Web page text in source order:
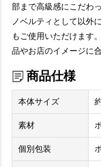
部まで高級感にこだわ
ノベルティとして以外
もご使用いただけます
品やお店のイメージに
商品仕様
本体サイズ
素材
個別包装